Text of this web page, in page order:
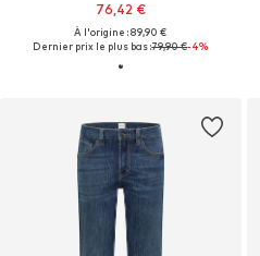
76,42 €
À l'origine : 89,90 €
Dernier prix le plus bas :79,90 €-4%